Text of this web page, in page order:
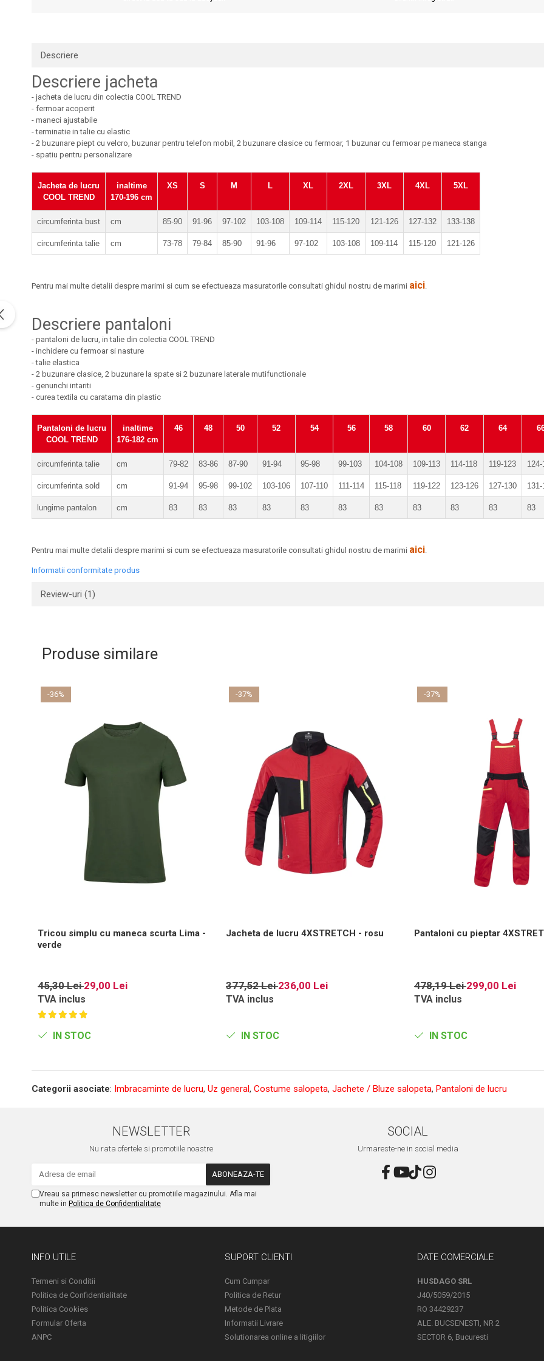
Combinezoane de lucru impermeabile
Jachete / Bluze salopeta
Pantaloni impermeabili
Pelerine de ploaie
Veste de lucru
Industria alimentara
Pantaloni de lucru
Sorturi impermeabile
Pantaloni de lucru in talie
Jachete pentru sudura
Veste de lucru
Pentru femei
Bluze pentru femei
Fleece-uri
Pantaloni de lucru cu pieptar
Pantaloni de lucru in talie
Veste de lucru
Descriere
Descriere jacheta
- jacheta de lucru din colectia COOL TREND
- fermoar acoperit
- maneci ajustabile
- terminatie in talie cu elastic
- 2 buzunare piept cu velcro, buzunar pentru telefon mobil, 2 buzunare clasice cu fermoar, 1 buzunar cu fermoar pe maneca stanga
- spatiu pentru personalizare
Jacheta de lucru
COOL TREND
inaltime
170-196 cm
XS S M L XL 2XL 3XL 4XL 5XL
circumferinta bust cm 85-90 91-96 97-102 103-108 109-114 115-120 121-126 127-132 133-138
circumferinta talie cm 73-78 79-84 85-90 91-96 97-102 103-108 109-114 115-120 121-126
Pentru mai multe detalii despre marimi si cum se efectueaza masuratorile consultati ghidul nostru de marimi aici.
Descriere pantaloni
- pantaloni de lucru, in talie din colectia COOL TREND
- inchidere cu fermoar si nasture
- talie elastica
- 2 buzunare clasice, 2 buzunare la spate si 2 buzunare laterale mutifunctionale
- genunchi intariti
- curea textila cu caratama din plastic
Pantaloni de lucru
COOL TREND
inaltime
176-182 cm
46 48 50 52 54 56 58 60 62 64
circumferinta talie cm 79-82 83-86 87-90 91-94 95-98 99-103 104-108 109-113 114-118 119-123
circumferinta sold cm 91-94 95-98 99-102 103-106 107-110 111-114 115-118 119-122 123-126 127-130
lungime pantalon cm 83 83 83 83 83 83 83 83 83 83 83
Pentru mai multe detalii despre marimi si cum se efectueaza masuratorile consultati ghidul nostru de marimi aici.
Informatii conformitate produs
Review-uri (1)
Produse similare
-36%
Tricou simplu cu maneca scurta Lima -
verde
45,30 Lei29,00 Lei
TVA inclus
IN STOC
-37%
Jacheta de lucru 4XSTRETCH - rosu
377,52 Lei236,00 Lei
TVA inclus
IN STOC
-37%
Pantaloni cu pieptar
478,19 Lei299,00 Lei
TVA inclus
IN STOC
Categorii asociate: Imbracaminte de lucru, Uz general, Costume salopeta, Jachete / Bluze salopeta, Pantaloni de lucru
NEWSLETTER
Nu rata ofertele si promotiile noastre
Vreau sa primesc newsletter cu promotiile magazinului. Afla mai
multe in Politica de Confidentialitate
SOCIAL
Urmareste-ne in social media
INFO UTILE
Termeni si Conditii
Politica de Confidentialitate
Politica Cookies
Formular Oferta
ANPC
SUPORT CLIENTI
Cum Cumpar
Politica de Retur
Metode de Plata
Informatii Livrare
Solutionarea online a litigiilor
DATE COMERCIALE
HUSDAGO SRL
J40/5059/2015
RO 34429237
ALE. BUCSENESTI, NR 2
SECTOR 6, Bucuresti